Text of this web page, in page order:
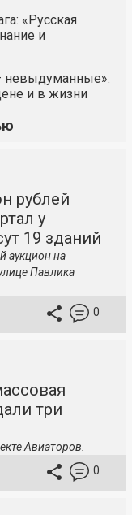
«Русская
и
невыдуманные»:
и в жизни
рублей
у
19 зданий
аукцион на
Павлика
0
три
Авиаторов.
0